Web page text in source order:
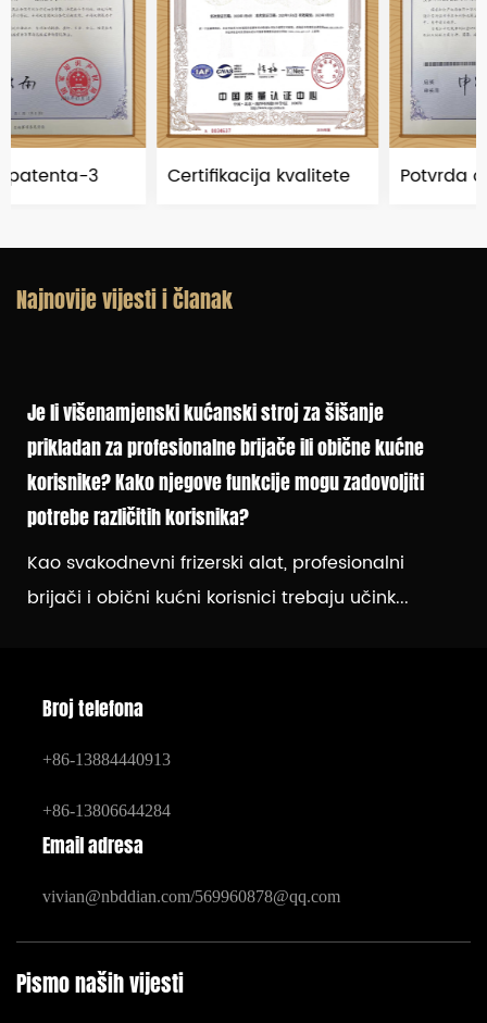
Certifikacija kvalitete Potvrda o patentu
Najnovije vijesti i članak
Je li višenamjenski kućanski stroj za šišanje
prikladan za profesionalne brijače ili obične kućne
korisnike? Kako njegove funkcije mogu zadovoljiti
potrebe različitih korisnika?
Kao svakodnevni frizerski alat, profesionalni
brijači i obični kućni korisnici trebaju učink...
Broj telefona
+86-13884440913
+86-13806644284
Email adresa
vivian@nbddian.com/569960878@qq.com
Pismo naših vijesti